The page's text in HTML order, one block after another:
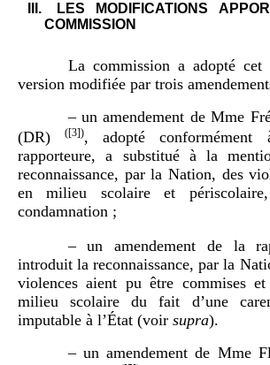
III.
LES MODIFICATIONS
COMMISSION
La commission a adopté cet
version modifiée par trois
– un amendement de Mme
(DR)([3]), adopté
rapporteure, a substitué à la
reconnaissance, par la Nation, des
en milieu scolaire et
condamnation ;
– un amendement de la
introduit la reconnaissance, par la
violences aient pu être commises
milieu scolaire du fait d’une
imputable à l’État (voir supra).
– un amendement de Mme